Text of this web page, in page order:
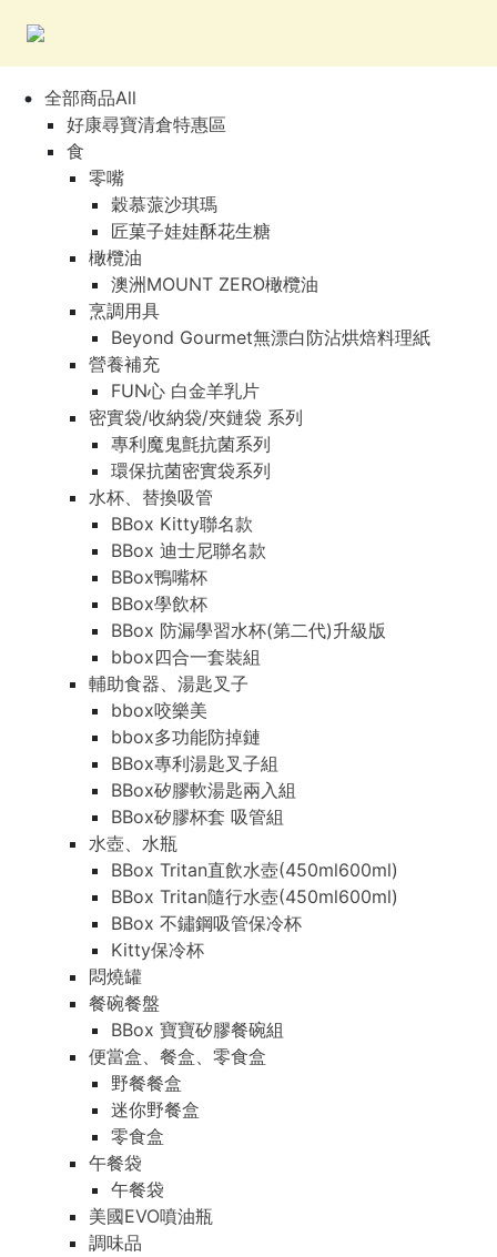
全部商品All
好康尋寶清倉特惠區
食
零嘴
穀慕蒎沙琪瑪
匠菓子娃娃酥花生糖
橄欖油
澳洲MOUNT ZERO橄欖油
烹調用具
Beyond Gourmet無漂白防沾烘焙料理紙
營養補充
FUN心 白金羊乳片
密實袋/收納袋/夾鏈袋 系列
專利魔鬼氈抗菌系列
環保抗菌密實袋系列
水杯、替換吸管
BBox Kitty聯名款
BBox 迪士尼聯名款
BBox鴨嘴杯
BBox學飲杯
BBox 防漏學習水杯(第二代)升級版
bbox四合一套裝組
輔助食器、湯匙叉子
bbox咬樂美
bbox多功能防掉鏈
BBox專利湯匙叉子組
BBox矽膠軟湯匙兩入組
BBox矽膠杯套 吸管組
水壺、水瓶
BBox Tritan直飲水壺(450ml600ml)
BBox Tritan隨行水壺(450ml600ml)
BBox 不鏽鋼吸管保冷杯
Kitty保冷杯
悶燒罐
餐碗餐盤
BBox 寶寶矽膠餐碗組
便當盒、餐盒、零食盒
野餐餐盒
迷你野餐盒
零食盒
午餐袋
午餐袋
美國EVO噴油瓶
調味品